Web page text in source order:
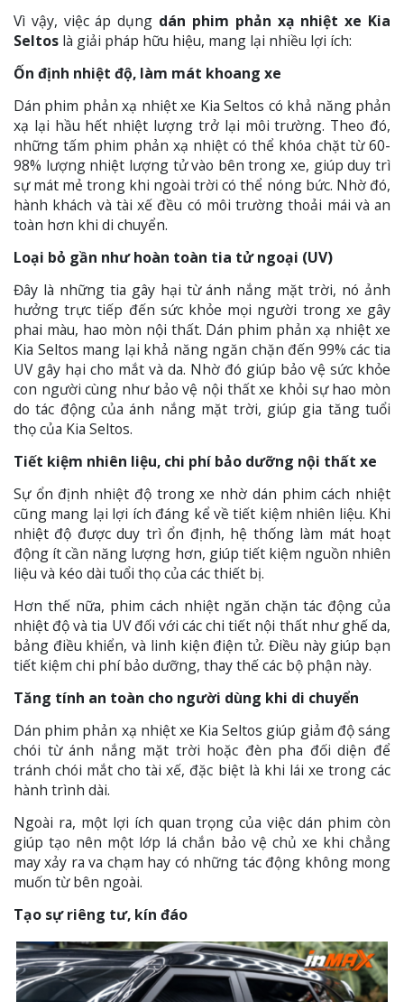
Vì vậy, việc áp dụng dán phim phản xạ nhiệt xe Kia
Seltos là giải pháp hữu hiệu, mang lại nhiều lợi ích:
Ốn định nhiệt độ, làm mát khoang xe
Dán phim phản xạ nhiệt xe Kia Seltos có khả năng phản
xạ lại hầu hết nhiệt lượng trở lại môi trường. Theo đó,
những tấm phim phản xạ nhiệt có thể khóa chặt từ 60-
98% lượng nhiệt lượng tử vào bên trong xe, giúp duy trì
sự mát mẻ trong khi ngoài trời có thể nóng bức. Nhờ đó,
hành khách và tài xế đều có môi trường thoải mái và an
toàn hơn khi di chuyển.
Loại bỏ gần như hoàn toàn tia tử ngoại (UV)
Đây là những tia gây hại từ ánh nắng mặt trời, nó ảnh
hưởng trực tiếp đến sức khỏe mọi người trong xe gây
phai màu, hao mòn nội thất. Dán phim phản xạ nhiệt xe
Kia Seltos mang lại khả năng ngăn chặn đến 99% các tia
UV gây hại cho mắt và da. Nhờ đó giúp bảo vệ sức khỏe
con người cùng như bảo vệ nội thất xe khỏi sự hao mòn
do tác động của ánh nắng mặt trời, giúp gia tăng tuổi
thọ của Kia Seltos.
Tiết kiệm nhiên liệu, chi phí bảo dưỡng nội thất xe
Sự ổn định nhiệt độ trong xe nhờ dán phim cách nhiệt
cũng mang lại lợi ích đáng kể về tiết kiệm nhiên liệu. Khi
nhiệt độ được duy trì ổn định, hệ thống làm mát hoạt
động ít cần năng lượng hơn, giúp tiết kiệm nguồn nhiên
liệu và kéo dài tuổi thọ của các thiết bị.
Hơn thế nữa, phim cách nhiệt ngăn chặn tác động của
nhiệt độ và tia UV đối với các chi tiết nội thất như ghế da,
bảng điều khiển, và linh kiện điện tử. Điều này giúp bạn
tiết kiệm chi phí bảo dưỡng, thay thế các bộ phận này.
Tăng tính an toàn cho người dùng khi di chuyển
Dán phim phản xạ nhiệt xe Kia Seltos giúp giảm độ sáng
chói từ ánh nắng mặt trời hoặc đèn pha đối diện để
tránh chói mắt cho tài xế, đặc biệt là khi lái xe trong các
hành trình dài.
Ngoài ra, một lợi ích quan trọng của việc dán phim còn
giúp tạo nên một lớp lá chắn bảo vệ chủ xe khi chẳng
may xảy ra va chạm hay có những tác động không mong
muốn từ bên ngoài.
Tạo sự riêng tư, kín đáo